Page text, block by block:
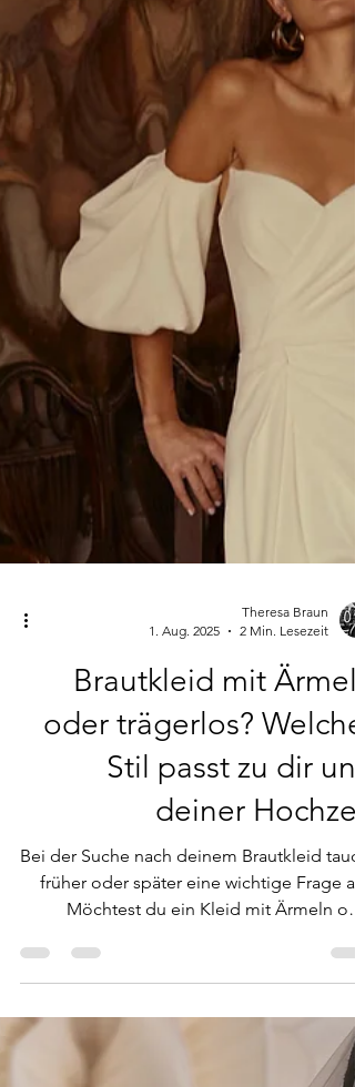
1. Aug. 2025
2 Min. Lesezeit
Brautkleid mit
oder trägerlos?
Stil passt zu dir
deiner
Bei der Suche nach deinem Brautkleid
früher oder später eine wichtige Frage
Möchtest du ein Kleid mit Ärmeln
trägerlos? Beide Varianten haben